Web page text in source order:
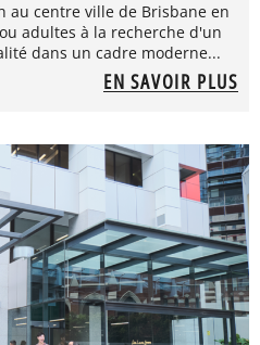
au centre ville de Brisbane en
adultes à la recherche d'un
dans un cadre moderne...
EN SAVOIR PLUS